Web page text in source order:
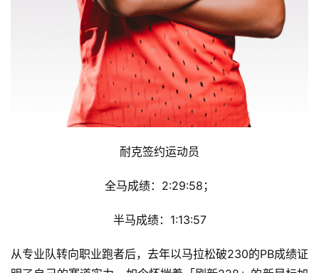
耐克签约运动员
全马成绩：2:29:58；
半马成绩：1:13:57
从专业队转向职业跑者后，去年以马拉松破230的PB成绩证